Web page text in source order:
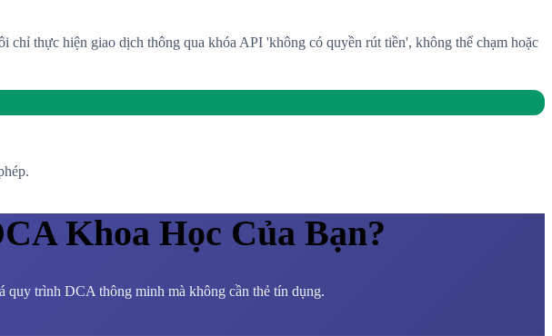
thực hiện giao dịch thông qua khóa API 'không có quyền rút tiền', không thể chạm hoặc
Khoa Học Của Bạn?
trình DCA thông minh mà không cần thẻ tín dụng.